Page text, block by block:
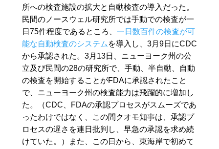
所への検査施設の拡大と自動検査の導入だった。
民間のノースウェル研究所では手動での検査が一
日75件程度であるところ、 一日数百件の検査が可
能な自動検査のシステム を導入し、3月9日にCDC
から承認された。3月13日、ニューヨーク州の公
立及び民間の28の研究所で、手動、半自動、自動
の検査を開始することがFDAに承認されたこと
で、ニューヨーク州の検査能力は飛躍的に増加し
た。（CDC、FDAの承認プロセスがスムーズであ
ったわけではなく、この間クオモ知事は、承認プ
ロセスの遅さを連日批判し、早急の承認を求め続
けていた。）また、この日から、東海岸で初めて